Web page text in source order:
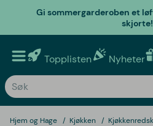
Gi sommergarderoben et
skjorte!
Topplisten Nyheter
Hjem og Hage Kjøkken